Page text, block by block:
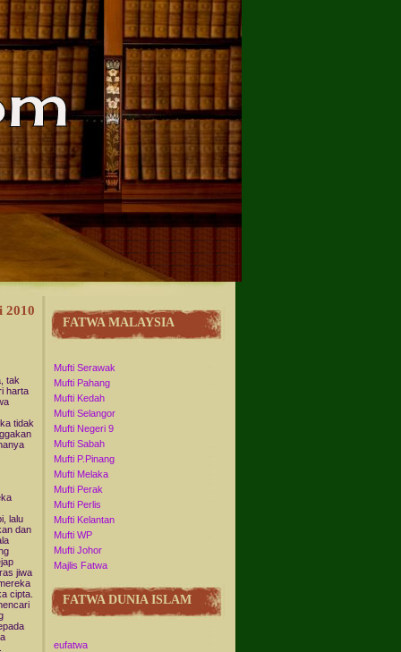
2010
tak
harta
tidak
lalu
dan
jiwa
cipta.
FATWA MALAYSIA
Mufti Serawak
Mufti Pahang
Mufti Kedah
Mufti Selangor
Mufti Negeri 9
Mufti Sabah
Mufti P.Pinang
Mufti Melaka
Mufti Perak
Mufti Perlis
Mufti Kelantan
Mufti WP
Mufti Johor
Majlis Fatwa
FATWA DUNIA ISLAM
eufatwa